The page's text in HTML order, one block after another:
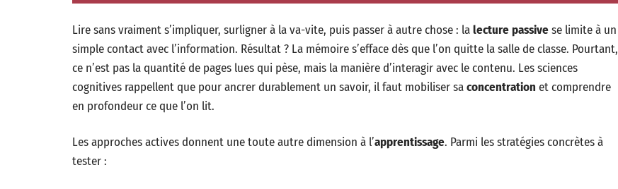
Lire sans vraiment s’impliquer, surligner à la va-vite, puis passer à autre chose : lalecture passivese limite à un
simple contact avec l’information. Résultat ? La mémoire s’efface dès que l’on quitte la salle de classe. Pourtant,
ce n’est pas la quantité de pages lues qui pèse, mais la manière d’interagir avec le contenu. Les sciences
cognitives rappellent que pour ancrer durablement un savoir, il faut mobiliser saconcentration et comprendre
en profondeur ce que l’on lit.
Les approches actives donnent une toute autre dimension à l’apprentissage. Parmi les stratégies concrètes à
tester :